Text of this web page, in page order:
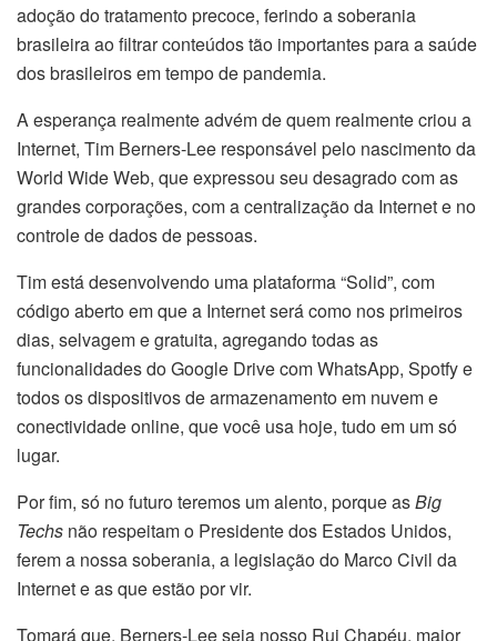
adoção do tratamento precoce, ferindo a soberania
brasileira ao filtrar conteúdos tão importantes para a saúde
dos brasileiros em tempo de pandemia.
A esperança realmente advém de quem realmente criou a
Internet, Tim Berners-Lee responsável pelo nascimento da
World Wide Web, que expressou seu desagrado com as
grandes corporações, com a centralização da Internet e no
controle de dados de pessoas.
Tim está desenvolvendo uma plataforma “Solid”, com
código aberto em que a Internet será como nos primeiros
dias, selvagem e gratuita, agregando todas as
funcionalidades do Google Drive com WhatsApp, Spotfy e
todos os dispositivos de armazenamento em nuvem e
conectividade online, que você usa hoje, tudo em um só
lugar.
Por fim, só no futuro teremos um alento, porque asBig
Techs não respeitam o Presidente dos Estados Unidos,
ferem a nossa soberania, a legislação do Marco Civil da
Internet e as que estão por vir.
Tomará que, Berners-Lee seja nosso Rui Chapéu, maior